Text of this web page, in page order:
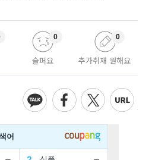
슬퍼요
0
추가취재 원해요
0